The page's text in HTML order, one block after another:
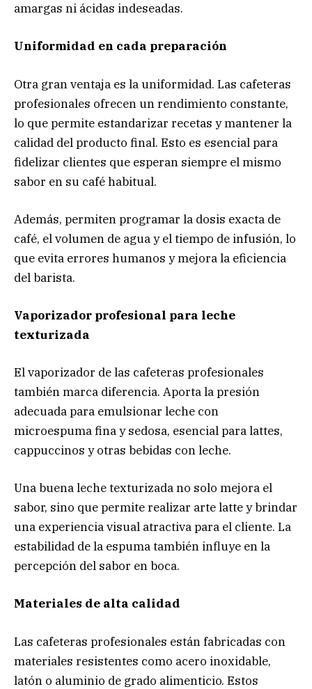
amargas ni ácidas indeseadas.
Uniformidad en cada preparación
Otra gran ventaja es la uniformidad. Las cafeteras
profesionales ofrecen un rendimiento constante,
lo que permite estandarizar recetas y mantener la
calidad del producto final. Esto es esencial para
fidelizar clientes que esperan siempre el mismo
sabor en su café habitual.
Además, permiten programar la dosis exacta de
café, el volumen de agua y el tiempo de infusión, lo
que evita errores humanos y mejora la eficiencia
del barista.
Vaporizador profesional para leche
texturizada
El vaporizador de las cafeteras profesionales
también marca diferencia. Aporta la presión
adecuada para emulsionar leche con
microespuma fina y sedosa, esencial para lattes,
cappuccinos y otras bebidas con leche.
Una buena leche texturizada no solo mejora el
sabor, sino que permite realizar arte latte y brindar
una experiencia visual atractiva para el cliente. La
estabilidad de la espuma también influye en la
percepción del sabor en boca.
Materiales de alta calidad
Las cafeteras profesionales están fabricadas con
materiales resistentes como acero inoxidable,
latón o aluminio de grado alimenticio. Estos